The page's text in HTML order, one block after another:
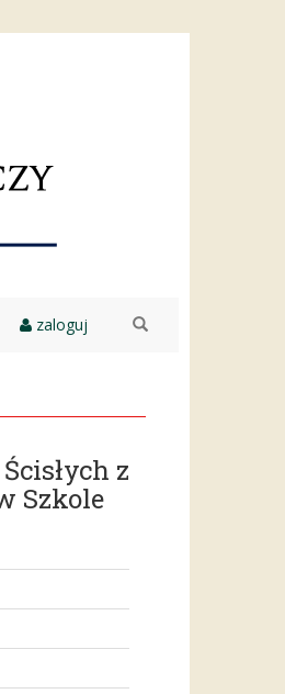
zaloguj
z
Szkole